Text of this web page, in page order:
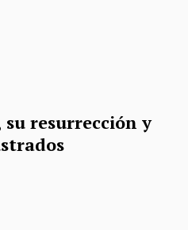
su resurrección y